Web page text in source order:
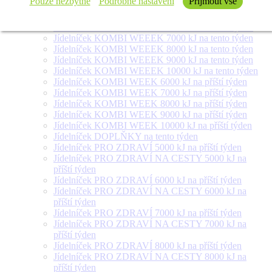
týden
Jídelníček KOMBI WEEEK 7000 kJ na tento týden
Jídelníček KOMBI WEEEK 8000 kJ na tento týden
Jídelníček KOMBI WEEEK 9000 kJ na tento týden
Jídelníček KOMBI WEEEK 10000 kJ na tento týden
Jídelníček KOMBI WEEK 6000 kJ na příští týden
Jídelníček KOMBI WEEK 7000 kJ na příští týden
Jídelníček KOMBI WEEK 8000 kJ na příští týden
Jídelníček KOMBI WEEK 9000 kJ na příští týden
Jídelníček KOMBI WEEK 10000 kJ na příští týden
Jídelníček DOPLŇKY na tento týden
Jídelníček PRO ZDRAVÍ 5000 kJ na příští týden
Jídelníček PRO ZDRAVÍ NA CESTY 5000 kJ na
příští týden
Jídelníček PRO ZDRAVÍ 6000 kJ na příští týden
Jídelníček PRO ZDRAVÍ NA CESTY 6000 kJ na
příští týden
Jídelníček PRO ZDRAVÍ 7000 kJ na příští týden
Jídelníček PRO ZDRAVÍ NA CESTY 7000 kJ na
příští týden
Jídelníček PRO ZDRAVÍ 8000 kJ na příští týden
Jídelníček PRO ZDRAVÍ NA CESTY 8000 kJ na
příští týden